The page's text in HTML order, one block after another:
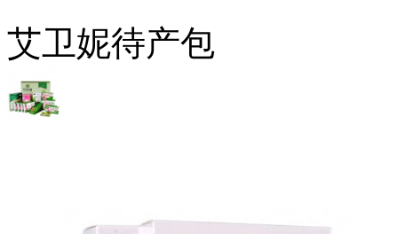
艾卫妮待产包